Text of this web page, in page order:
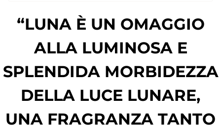
“LUNA È UN OMAGGIO
ALLA LUMINOSA E
SPLENDIDA MORBIDEZZA
DELLA LUCE LUNARE,
UNA FRAGRANZA TANTO